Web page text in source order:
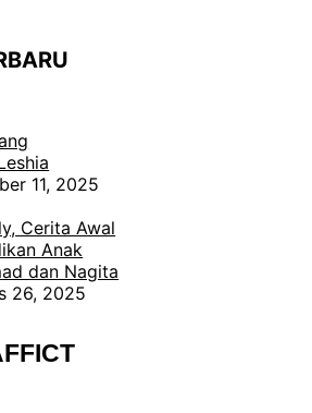
11, 2025
Cerita Awal
Anak
dan Nagita
26, 2025